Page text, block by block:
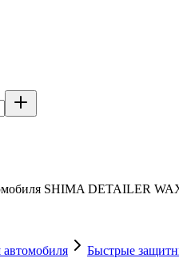
SHIMA DETAILER
Быстрые